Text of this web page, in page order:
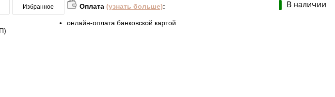
В наличии
Избранное Оплата (узнать больше):
онлайн-оплата банковской картой